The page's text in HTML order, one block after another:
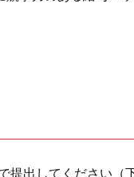
提出してください